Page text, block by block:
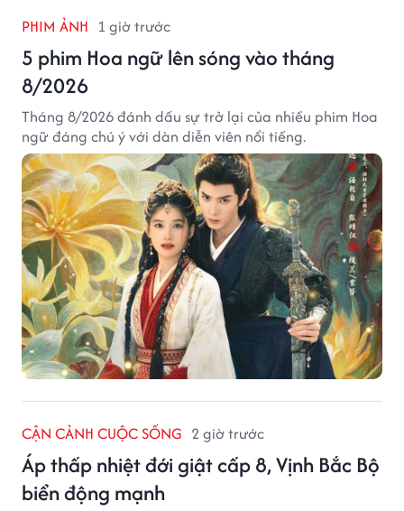
PHIM ẢNH 1 giờ trước
5 phim Hoa ngữ lên sóng vào tháng
8/2026
Tháng 8/2026 đánh dấu sự trở lại của nhiều phim Hoa
ngữ đáng chú ý với dàn diễn viên nổi tiếng.
CẬN CẢNH CUỘC SỐNG 2 giờ trước
Áp thấp nhiệt đới giật cấp 8, Vịnh Bắc Bộ
biển động mạnh